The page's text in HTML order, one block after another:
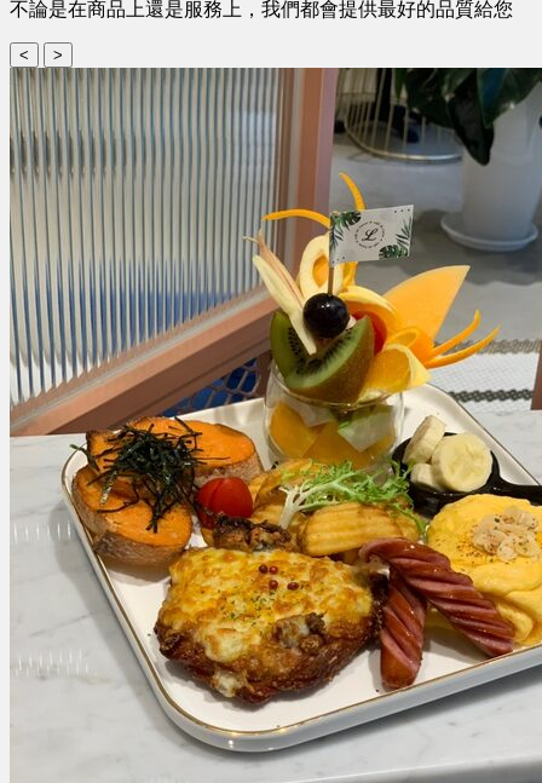
不論是在商品上還是服務上，我們都會提供最好的品質給您
< >